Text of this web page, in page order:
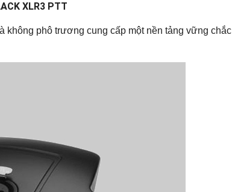
XLR3 PTT
phô trương cung cấp một nền tảng vững chắc